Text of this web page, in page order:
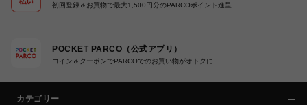
初回登録＆お買物で最大1,500円分のPARCOポイント進呈
POCKET PARCO（公式アプリ）
コイン＆クーポンでPARCOでのお買い物がオトクに
カテゴリー